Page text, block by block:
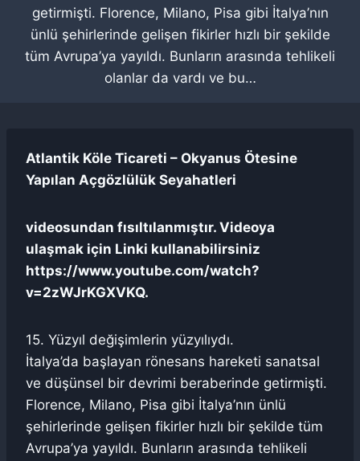
getirmişti. Florence, Milano, Pisa gibi İtalya’nın
ünlü şehirlerinde gelişen fikirler hızlı bir şekilde
tüm Avrupa’ya yayıldı. Bunların arasında tehlikeli
olanlar da vardı ve bu…
Atlantik Köle Ticareti – Okyanus Ötesine
Yapılan Açgözlülük Seyahatleri
videosundan fısıltılanmıştır. Videoya
ulaşmak için Linki kullanabilirsiniz
https://www.youtube.com/watch?
v=2zWJrKGXVKQ.
15. Yüzyıl değişimlerin yüzyılıydı.
İtalya’da başlayan rönesans hareketi sanatsal
ve düşünsel bir devrimi beraberinde getirmişti.
Florence, Milano, Pisa gibi İtalya’nın ünlü
şehirlerinde gelişen fikirler hızlı bir şekilde tüm
Avrupa’ya yayıldı. Bunların arasında tehlikeli